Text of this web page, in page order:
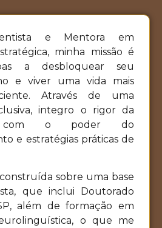
e Mentora em
minha missão é
a desbloquear seu
e viver uma vida mais
Através de uma
integro o rigor da
com o poder do
e estratégias práticas de
sobre uma base
que inclui Doutorado
além de formação em
o que me